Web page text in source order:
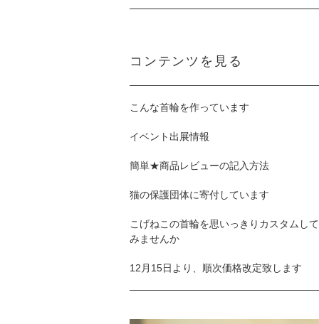
コンテンツを見る
こんな首輪を作っています
イベント出展情報
簡単★商品レビューの記入方法
猫の保護団体に寄付しています
こげねこの首輪を思いっきりカスタムして
みませんか
12月15日より、順次価格改定致します